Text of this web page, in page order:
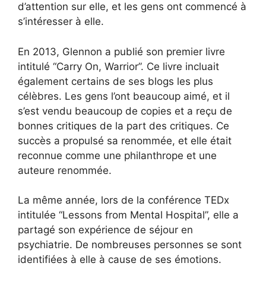
d’attention sur elle, et les gens ont commencé à
s’intéresser à elle.
En 2013, Glennon a publié son premier livre
intitulé “Carry On, Warrior”. Ce livre incluait
également certains de ses blogs les plus
célèbres. Les gens l’ont beaucoup aimé, et il
s’est vendu beaucoup de copies et a reçu de
bonnes critiques de la part des critiques. Ce
succès a propulsé sa renommée, et elle était
reconnue comme une philanthrope et une
auteure renommée.
La même année, lors de la conférence TEDx
intitulée “Lessons from Mental Hospital”, elle a
partagé son expérience de séjour en
psychiatrie. De nombreuses personnes se sont
identifiées à elle à cause de ses émotions.